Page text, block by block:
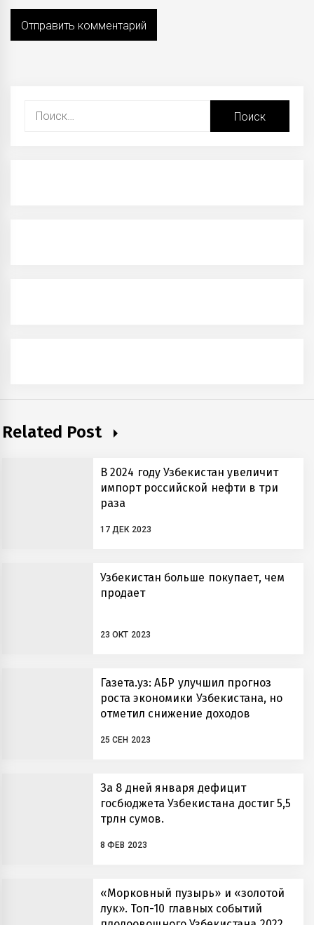
Найти:
Related Post
В 2024 году Узбекистан увеличит
импорт российской нефти в три
раза
17 ДЕК 2023
Узбекистан больше покупает, чем
продает
23 ОКТ 2023
Газета.уз: АБР улучшил прогноз
роста экономики Узбекистана, но
отметил снижение доходов
25 СЕН 2023
За 8 дней января дефицит
госбюджета Узбекистана достиг 5,5
трлн сумов.
8 ФЕВ 2023
«Морковный пузырь» и «золотой
лук». Топ-10 главных событий